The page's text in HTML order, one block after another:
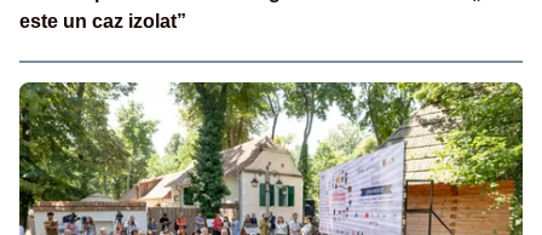
este un caz izolat”